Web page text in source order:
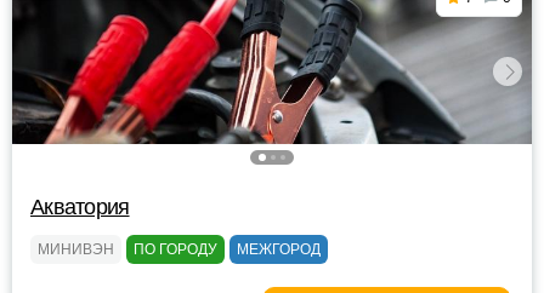
Акватория
МИНИВЭН ПО ГОРОДУ МЕЖГОРОД